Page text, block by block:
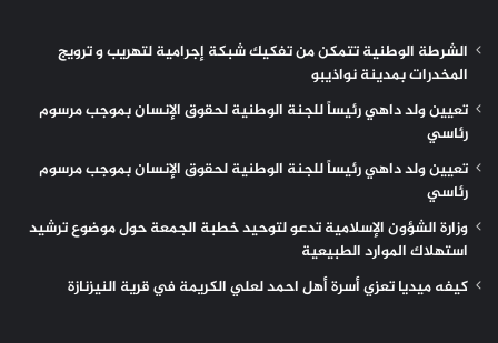
الشرطة الوطنية تتمكن من تفكيك شبكة إجرامية لتهريب و ترويج
المخدرات بمدينة نواذيبو
تعيين ولد داهي رئيساً للجنة الوطنية لحقوق الإنسان بموجب مرسوم
رئاسي
تعيين ولد داهي رئيساً للجنة الوطنية لحقوق الإنسان بموجب مرسوم
رئاسي
وزارة الشؤون الإسلامية تدعو لتوحيد خطبة الجمعة حول موضوع ترشيد
استهلاك الموارد الطبيعية
كيفه ميديا تعزي أسرة أهل احمد لعلي الكريمة في قرية النيزنازة